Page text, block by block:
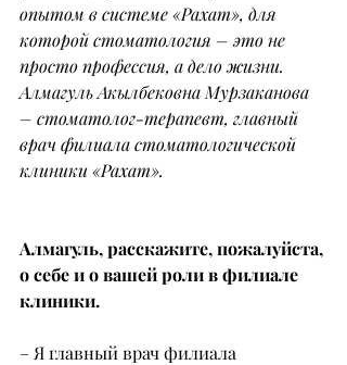
опытом в системе «Рахат», для
которой стоматология – это не
просто профессия, а дело жизни.
Алмагуль Акылбековна Мурзаканова
– стоматолог-терапевт, главный
врач филиала стоматологической
клиники «Рахат».
Алмагуль, расскажите, пожалуйста,
о себе и о вашей роли в филиале
клиники.
– Я главный врач филиала